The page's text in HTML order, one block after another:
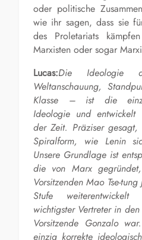
oder politische
wie ihr sagen, dass sie
des Proletariats
Marxisten oder sogar
Lucas:Die Ideologie
Weltanschauung,
Klasse – ist die
Ideologie und entwickelt
der Zeit. Präziser
Spiralform, wie Lenin
Unsere Grundlage ist
die von Marx
Vorsitzenden Mao Tse-
Stufe
wichtigster Vertreter in
Vorsitzende Gonzalo
einzig korrekte